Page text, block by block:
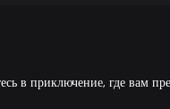
в приключение, где вам